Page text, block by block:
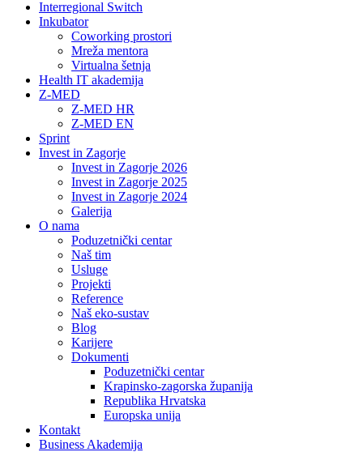
Interregional Switch
Inkubator
Coworking prostori
Mreža mentora
Virtualna šetnja
Health IT akademija
Z-MED
Z-MED HR
Z-MED EN
Sprint
Invest in Zagorje
Invest in Zagorje 2026
Invest in Zagorje 2025
Invest in Zagorje 2024
Galerija
O nama
Poduzetnički centar
Naš tim
Usluge
Projekti
Reference
Naš eko-sustav
Blog
Karijere
Dokumenti
Poduzetnički centar
Krapinsko-zagorska županija
Republika Hrvatska
Europska unija
Kontakt
Business Akademija